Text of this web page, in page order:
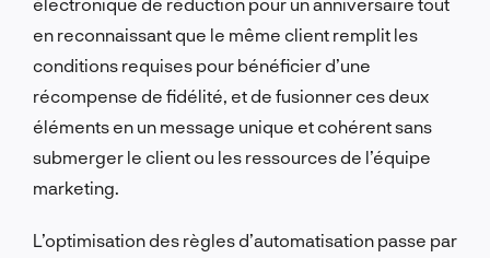
en reconnaissant que le même client remplit les
conditions requises pour bénéficier d’une
récompense de fidélité, et de fusionner ces deux
éléments en un message unique et cohérent sans
submerger le client ou les ressources de l’équipe
marketing.
L’optimisation des règles d’automatisation passe par